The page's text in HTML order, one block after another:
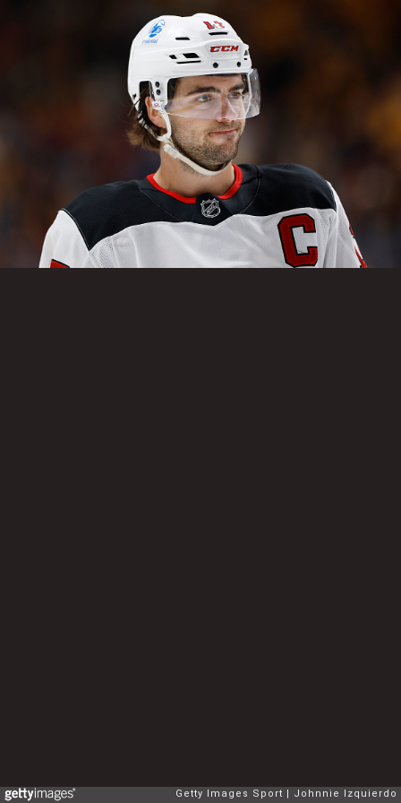
Getty Images Sport Johnnie Izquierdo